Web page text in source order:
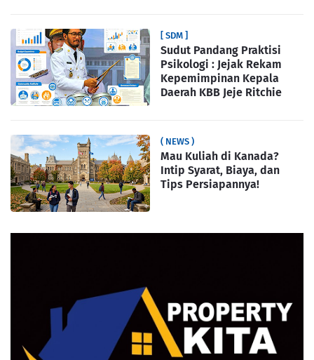
[ SDM ]
Sudut Pandang Praktisi
Psikologi : Jejak Rekam
Kepemimpinan Kepala
Daerah KBB Jeje Ritchie
( NEWS )
Mau Kuliah di Kanada?
Intip Syarat, Biaya, dan
Tips Persiapannya!